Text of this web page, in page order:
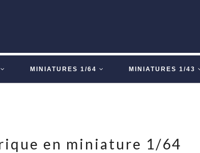
MINIATURES 1/64 MINIATURES 1/43
en miniature 1/64